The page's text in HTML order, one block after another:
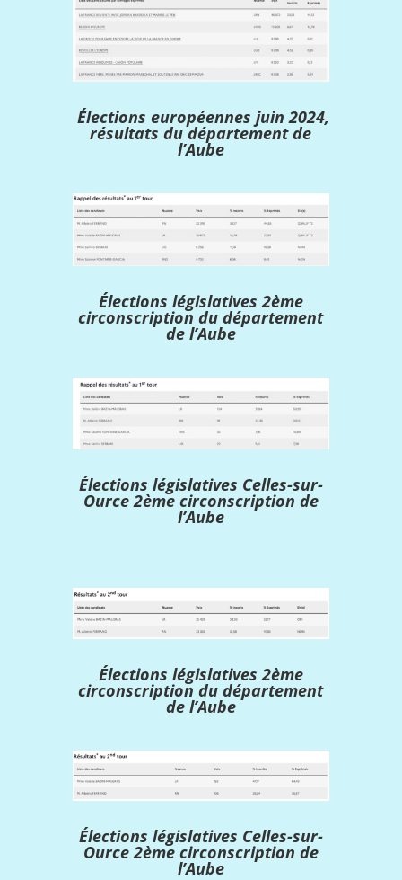
Élections européennes juin 2024,
résultats du département de
l’Aube
Élections législatives 2ème
circonscription du département
de l’Aube
Élections législatives Celles-sur-
Ource 2ème circonscription de
l’Aube
Élections législatives 2ème
circonscription du département
de l’Aube
Élections législatives Celles-sur-
Ource 2ème circonscription de
l’Aube